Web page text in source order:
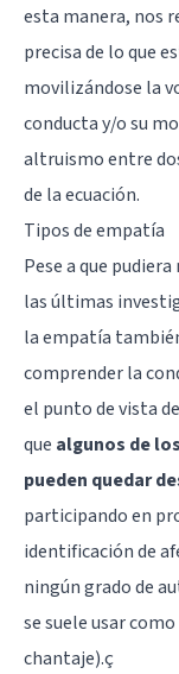
esta manera, nos
precisa de lo que
movilizándose la
conducta y/o su
altruismo entre
de la ecuación.
Tipos de empatía
Pese a que
las últimas
la empatía
comprender la
el punto de vista
que algunos de
pueden quedar
participando en
identificación de
ningún grado de
se suele usar
chantaje).ç